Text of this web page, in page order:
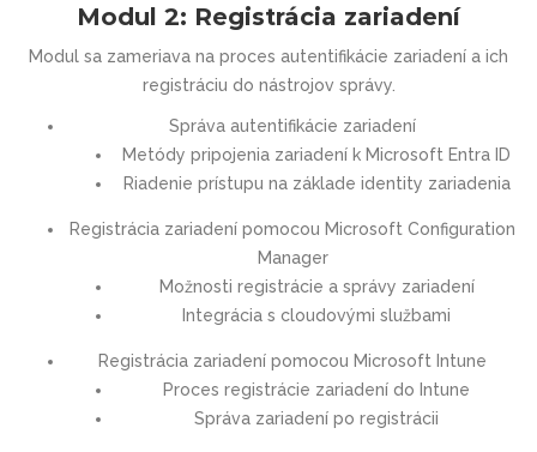
Modul 2: Registrácia zariadení
Modul sa zameriava na proces autentifikácie zariadení a ich
registráciu do nástrojov správy.
Správa autentifikácie zariadení
Metódy pripojenia zariadení k Microsoft Entra ID
Riadenie prístupu na základe identity zariadenia
Registrácia zariadení pomocou Microsoft Configuration
Manager
Možnosti registrácie a správy zariadení
Integrácia s cloudovými službami
Registrácia zariadení pomocou Microsoft Intune
Proces registrácie zariadení do Intune
Správa zariadení po registrácii